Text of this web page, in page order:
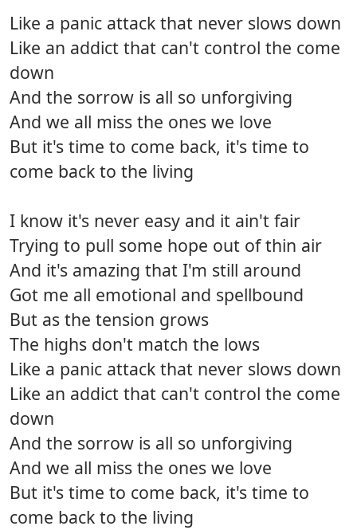
Like a panic attack that never slows down
Like an addict that can't control the come
down
And the sorrow is all so unforgiving
And we all miss the ones we love
But it's time to come back, it's time to
come back to the living
I know it's never easy and it ain't fair
Trying to pull some hope out of thin air
And it's amazing that I'm still around
Got me all emotional and spellbound
But as the tension grows
The highs don't match the lows
Like a panic attack that never slows down
Like an addict that can't control the come
down
And the sorrow is all so unforgiving
And we all miss the ones we love
But it's time to come back, it's time to
come back to the living